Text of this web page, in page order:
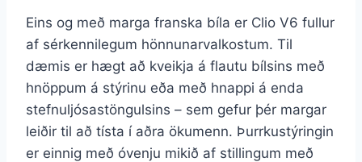
Eins og með marga franska bíla er Clio V6 fullur
af sérkennilegum hönnunarvalkostum. Til
dæmis er hægt að kveikja á flautu bílsins með
hnöppum á stýrinu eða með hnappi á enda
stefnuljósastöngulsins – sem gefur þér margar
leiðir til að tísta í aðra ökumenn. Þurrkustýringin
er einnig með óvenju mikið af stillingum með